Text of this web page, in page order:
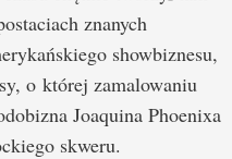
znanych
showbiznesu,
o której zamalowaniu
Joaquina Phoenixa
skweru.